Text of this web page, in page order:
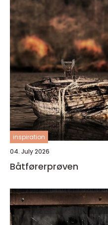
inspiration
04. July 2026
Båtførerprøven